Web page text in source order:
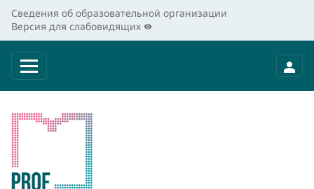
Сведения об образовательной организации
Версия для слабовидящих